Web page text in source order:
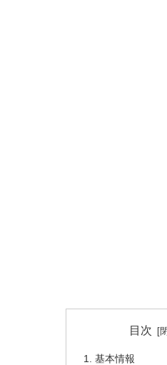
目次
基本情報